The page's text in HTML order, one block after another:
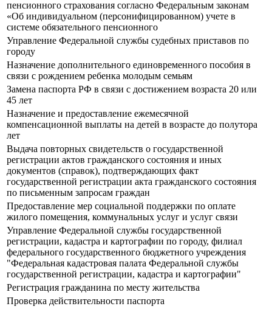
пенсионного страхования согласно Федеральным законам
«Об индивидуальном (персонифицированном) учете в
системе обязательного пенсионного
Управление Федеральной службы судебных приставов по
городу
Назначение дополнительного единовременного пособия в
связи с рождением ребенка молодым семьям
Замена паспорта РФ в связи с достижением возраста 20 или
45 лет
Назначение и предоставление ежемесячной
компенсационной выплаты на детей в возрасте до полутора
лет
Выдача повторных свидетельств о государственной
регистрации актов гражданского состояния и иных
документов (справок), подтверждающих факт
государственной регистрации акта гражданского состояния
по письменным запросам граждан
Предоставление мер социальной поддержки по оплате
жилого помещения, коммунальных услуг и услуг связи
Управление Федеральной службы государственной
регистрации, кадастра и картографии по городу, филиал
федерального государственного бюджетного учреждения
"Федеральная кадастровая палата Федеральной службы
государственной регистрации, кадастра и картографии"
Регистрация гражданина по месту жительства
Проверка действительности паспорта